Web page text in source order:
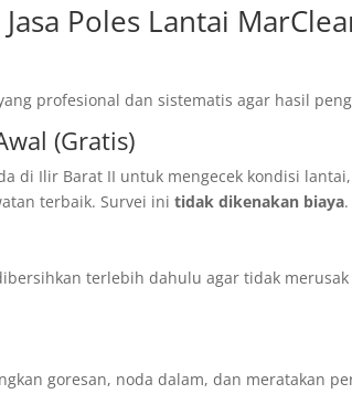
Poles Lantai
profesional dan sistematis agar hasil
(Gratis)
di Ilir Barat II untuk mengecek kondisi
terbaik. Survei initidak dikenakan biaya.
terlebih dahulu agar tidak
goresan, noda dalam, dan meratakan